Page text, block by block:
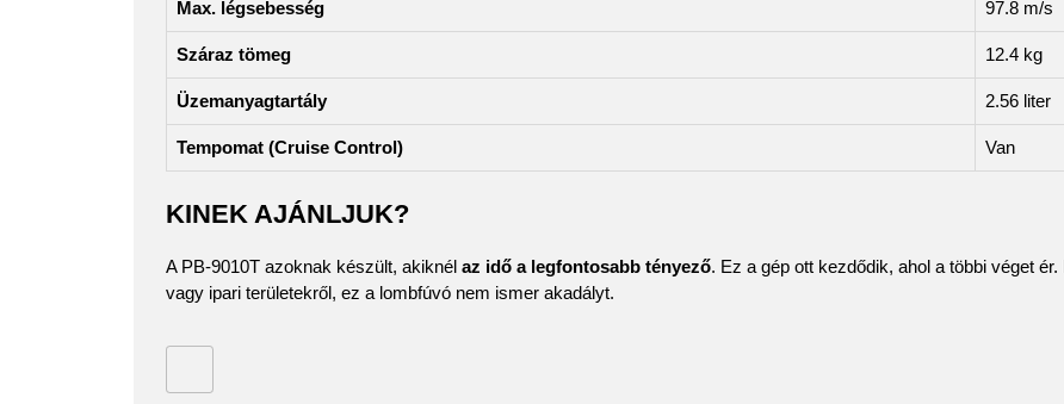
Max. légsebesség 97.8 m/s
Száraz tömeg 12.4 kg
Üzemanyagtartály 2.56 liter
Tempomat (Cruise Control) Van
KINEK AJÁNLJUK?
A PB-9010T azoknak készült, akiknél az idő a legfontosabb tényező. Ez a gép ott kezdődik, ahol a többi véget
vagy ipari területekről, ez a lombfúvó nem ismer akadályt.